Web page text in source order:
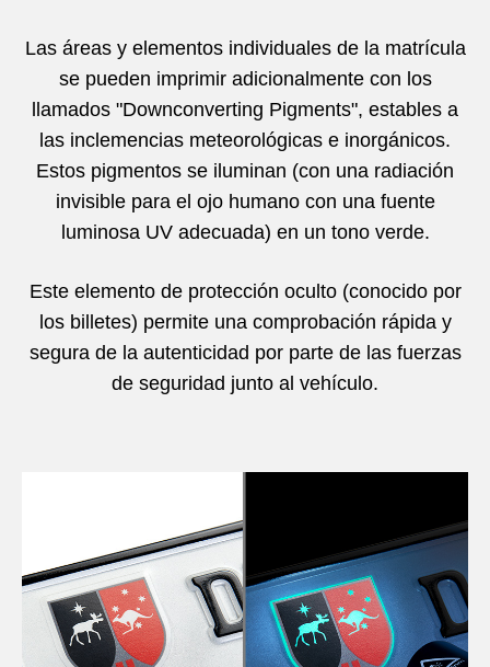
Las áreas y elementos individuales de la matrícula
se pueden imprimir adicionalmente con los
llamados "Downconverting Pigments", estables a
las inclemencias meteorológicas e inorgánicos.
Estos pigmentos se iluminan (con una radiación
invisible para el ojo humano con una fuente
luminosa UV adecuada) en un tono verde.
Este elemento de protección oculto (conocido por
los billetes) permite una comprobación rápida y
segura de la autenticidad por parte de las fuerzas
de seguridad junto al vehículo.